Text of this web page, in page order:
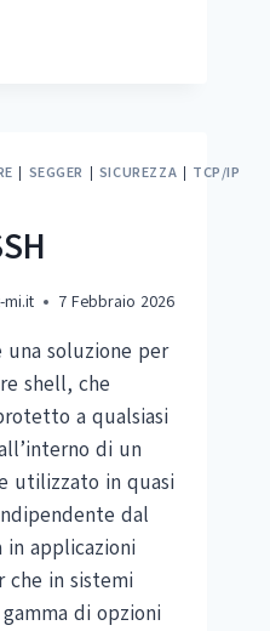
| SEGGER | SICUREZZA | TCP/IP
mi.it 7 Febbraio 2026
una soluzione per
shell, che
a qualsiasi
di un
utilizzato in quasi
dal
in applicazioni
che in sistemi
di opzioni